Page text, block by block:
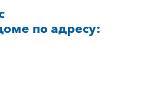
по адресу: